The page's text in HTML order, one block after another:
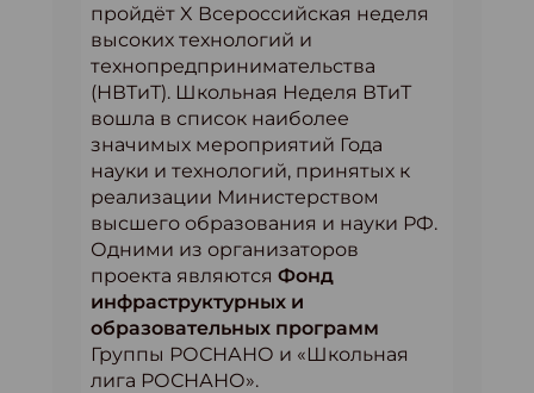
пройдёт X Всероссийская неделя
высоких технологий и
технопредпринимательства
(НВТиТ). Школьная Неделя ВТиТ
вошла в список наиболее
значимых мероприятий Года
науки и технологий, принятых к
реализации Министерством
высшего образования и науки РФ.
Одними из организаторов
проекта являются Фонд
инфраструктурных и
образовательных программ
Группы РОСНАНО и «Школьная
лига РОСНАНО».